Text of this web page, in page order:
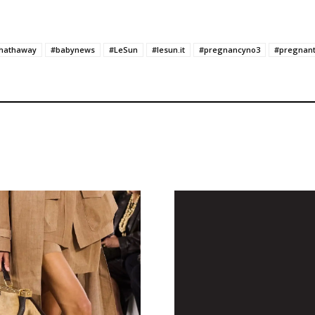
#babynews #LeSun #lesun.it #pregnancyno3